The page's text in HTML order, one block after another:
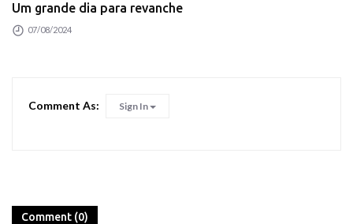
Um grande dia para revanche
07/08/2024
Comment As: Sign In
Comment (0)